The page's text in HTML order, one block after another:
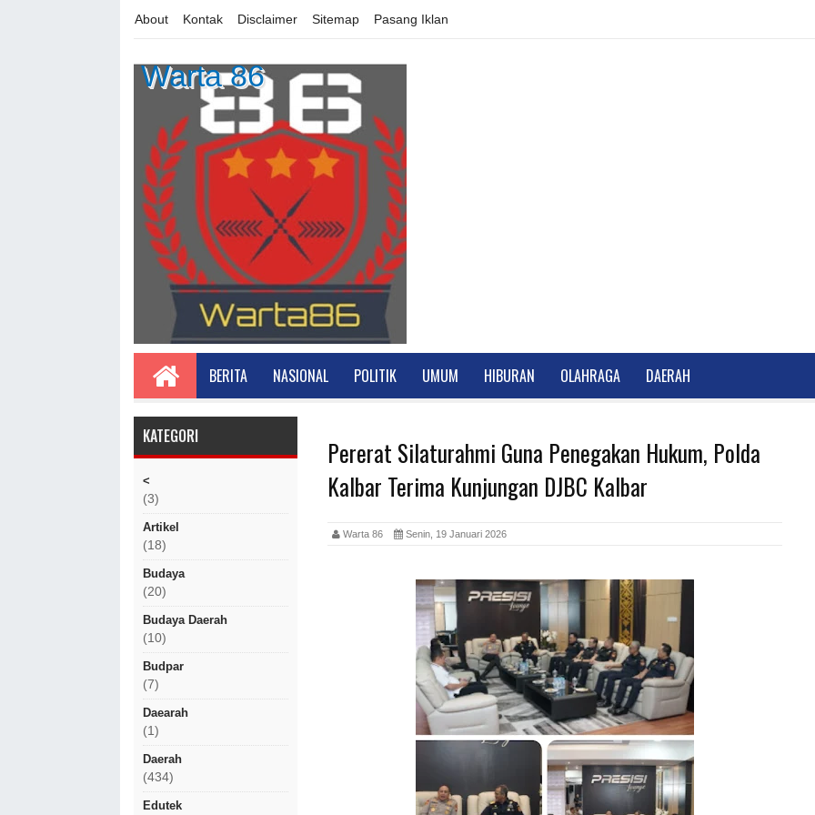
About Kontak Disclaimer Sitemap Pasang Iklan
Warta 86
BERITA NASIONAL POLITIK UMUM HIBURAN OLAHRAGA DAERAH
KATEGORI
<
(3)
Artikel
(18)
Budaya
(20)
Budaya Daerah
(10)
Budpar
(7)
Daearah
(1)
Daerah
(434)
Edutek
Pererat Silaturahmi Guna Penegakan Hukum, Polda
Kalbar Terima Kunjungan DJBC Kalbar
Warta 86 Senin, 19 Januari 2026